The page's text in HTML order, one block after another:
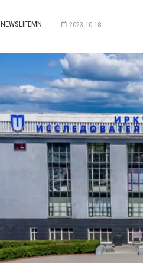
NEWSLIFEMN 2023-10-18